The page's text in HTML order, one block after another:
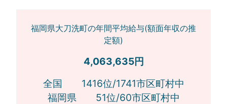
福岡県大刀洗町の年間平均給与(額面年収の推
定額)
4,063,635円
全国 1416位/1741市区町村中
福岡県 51位/60市区町村中